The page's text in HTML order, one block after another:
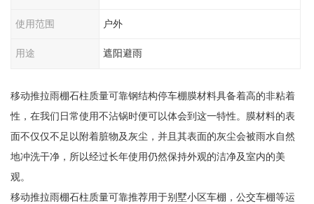
使用范围 户外
用途 遮阳避雨
移动推拉雨棚石柱质量可靠钢结构停车棚膜材料具备着高的非粘着
性，在我们日常使用不沾锅时便可以体会到这一特性。膜材料的表
面不仅仅不足以附着脏物及灰尘，并且其表面的灰尘会被雨水自然
地冲洗干净，所以经过长年使用仍然保持外观的洁净及室内的美
观。
移动推拉雨棚石柱质量可靠推荐用于别墅小区车棚，公交车棚等运